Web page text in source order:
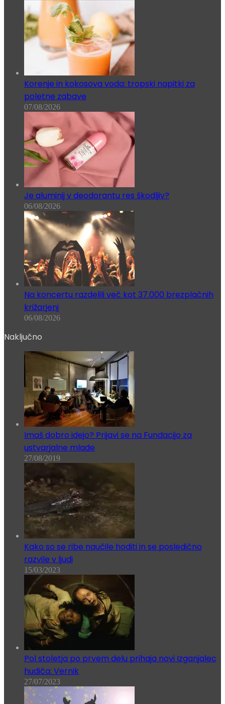
Korenje in kokosova voda: tropski napitki za
poletne zabave
07/08/2026
Je aluminij v deodorantu res škodljiv?
06/08/2026
Na koncertu razdelili več kot 37.000 brezplačnih
križarjenj
06/08/2026
Naključno
Imaš dobro idejo? Prijavi se na Fundacijo za
ustvarjalne mlade
27/08/2019
Kako so se ribe naučile hoditi in se posledično
razvile v ljudi
15/03/2023
Pol stoletja po prvem delu prihaja novi Izganjalec
hudiča: Vernik
27/07/2023